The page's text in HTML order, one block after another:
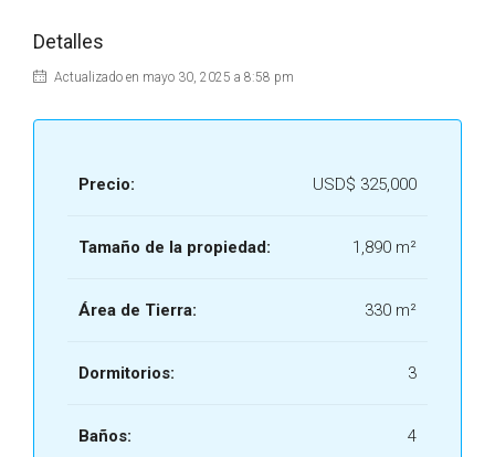
Detalles
Actualizado en mayo 30, 2025 a 8:58 pm
Precio: USD$ 325,000
Tamaño de la propiedad: 1,890 m²
Área de Tierra: 330 m²
Dormitorios: 3
Baños: 4